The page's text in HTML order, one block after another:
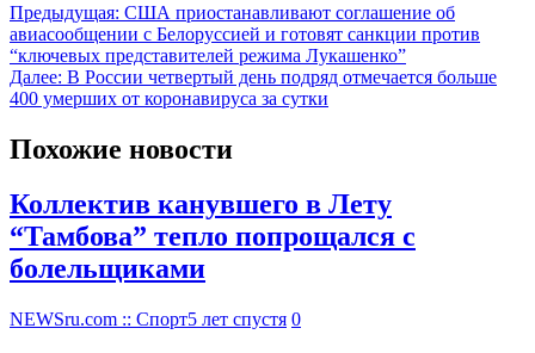
Предыдущая: США приостанавливают соглашение об
авиасообщении с Белоруссией и готовят санкции против
“ключевых представителей режима Лукашенко”
Далее: В России четвертый день подряд отмечается больше
400 умерших от коронавируса за сутки
Похожие новости
Коллектив канувшего в Лету
“Тамбова” тепло попрощался с
болельщиками
NEWSru.com :: Спорт5 лет спустя 0